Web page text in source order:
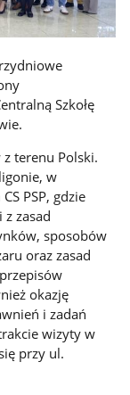
Szkołę
z terenu Polski.
w
PSP, gdzie
zasad
sposobów
oraz zasad
okazję
i zadań
wizyty w
przy ul.